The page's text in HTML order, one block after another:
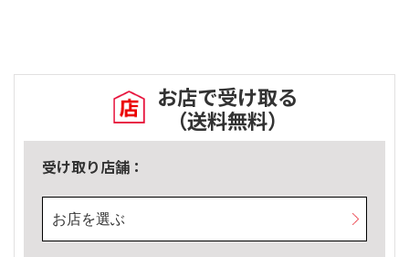
お店で受け取る
（送料無料）
受け取り店舗：
お店を選ぶ